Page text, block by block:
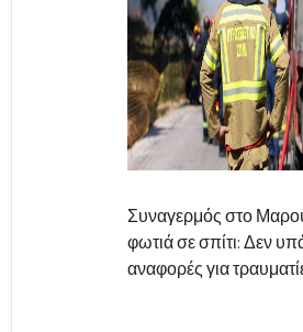
Συναγερμός στο
φωτιά σε σπίτι: Δεν
αναφορές για